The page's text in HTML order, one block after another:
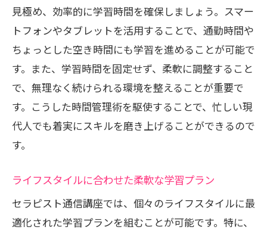
見極め、効率的に学習時間を確保しましょう。スマー
トフォンやタブレットを活用することで、通勤時間や
ちょっとした空き時間にも学習を進めることが可能で
す。また、学習時間を固定せず、柔軟に調整すること
で、無理なく続けられる環境を整えることが重要で
す。こうした時間管理術を駆使することで、忙しい現
代人でも着実にスキルを磨き上げることができるので
す。
ライフスタイルに合わせた柔軟な学習プラン
セラピスト通信講座では、個々のライフスタイルに最
適化された学習プランを組むことが可能です。特に、